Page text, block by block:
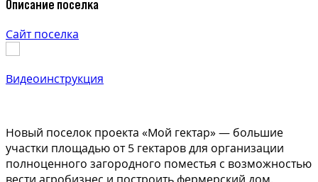
Описание поселка
Сайт поселка
Видеоинструкция
Новый поселок проекта «Мой гектар» — большие
участки площадью от 5 гектаров для организации
полноценного загородного поместья с возможностью
вести агробизнес и построить фермерский дом.